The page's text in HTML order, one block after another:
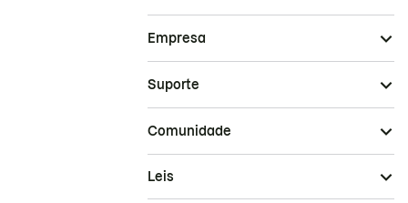
Empresa
Suporte
Comunidade
Leis